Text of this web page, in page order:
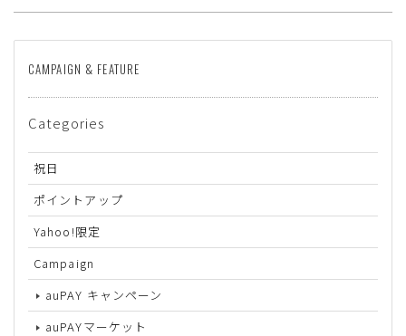
CAMPAIGN & FEATURE
Categories
祝日
ポイントアップ
Yahoo!限定
Campaign
auPAY キャンペーン
auPAYマーケット